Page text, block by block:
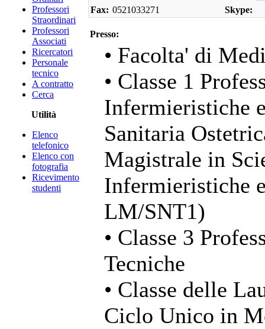
Professori
Straordinari
Professori
Associati
Ricercatori
Personale
tecnico
A contratto
Cerca
Utilità
Elenco
telefonico
Elenco con
fotografia
Ricevimento
studenti
Fax: 0521033271 Skype:
Presso:
• Facolta' di
• Classe 1
Infermieristiche
Sanitaria
Magistrale in
Infermieristiche
LM/SNT1)
• Classe 3
Tecniche
• Classe delle
Ciclo Unico in